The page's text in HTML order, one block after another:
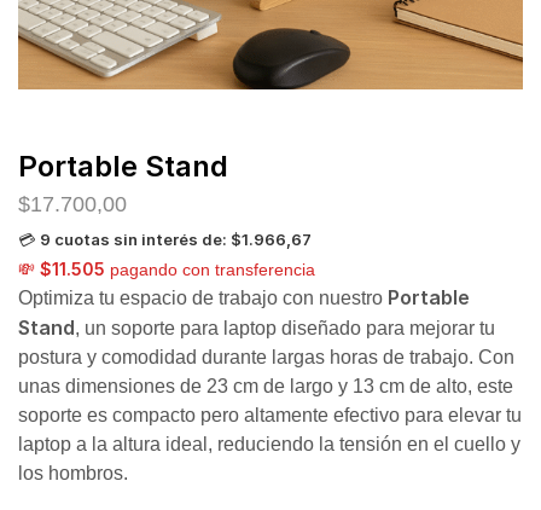
Portable Stand
$17.700,00
💳 9 cuotas sin interés de: $1.966,67
💸 $11.505 pagando con transferencia
Optimiza tu espacio de trabajo con nuestro Portable
Stand, un soporte para laptop diseñado para mejorar tu
postura y comodidad durante largas horas de trabajo. Con
unas dimensiones de 23 cm de largo y 13 cm de alto, este
soporte es compacto pero altamente efectivo para elevar tu
laptop a la altura ideal, reduciendo la tensión en el cuello y
los hombros.